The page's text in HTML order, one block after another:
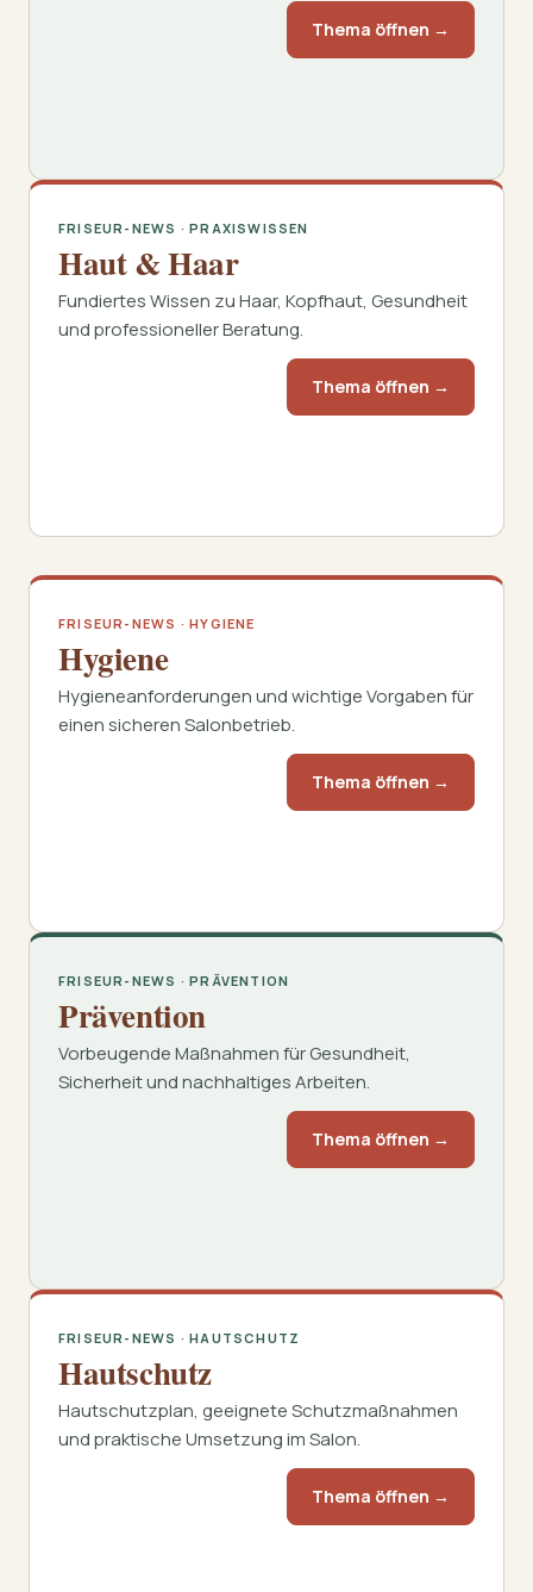
Thema öffnen →
FRISEUR-NEWS · PRAXISWISSEN
Haut & Haar
Fundiertes Wissen zu Haar, Kopfhaut, Gesundheit
und professioneller Beratung.
Thema öffnen →
FRISEUR-NEWS · HYGIENE
Hygiene
Hygieneanforderungen und wichtige Vorgaben für
einen sicheren Salonbetrieb.
Thema öffnen →
FRISEUR-NEWS · PRÄVENTION
Prävention
Vorbeugende Maßnahmen für Gesundheit,
Sicherheit und nachhaltiges Arbeiten.
Thema öffnen →
FRISEUR-NEWS · HAUTSCHUTZ
Hautschutz
Hautschutzplan, geeignete Schutzmaßnahmen
und praktische Umsetzung im Salon.
Thema öffnen →